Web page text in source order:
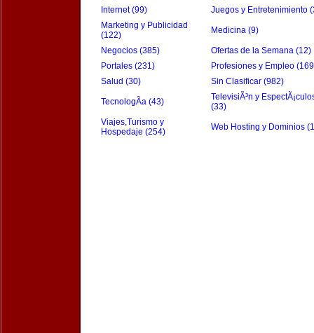
Internet (99)
Juegos y Entretenimiento
Marketing y Publicidad
(122)
Medicina (9)
Negocios (385)
Ofertas de la Semana (12)
Portales (231)
Profesiones y Empleo
Salud (30)
Sin Clasificar (982)
TecnologÃ­a (43)
TelevisiÃ³n y
(33)
Viajes,Turismo y
Hospedaje (254)
Web Hosting y Dominios